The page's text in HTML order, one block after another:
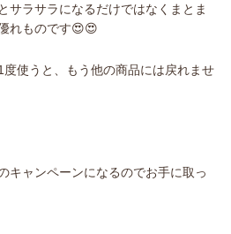
サラサラになるだけではなくまとま
れものです😍😍
使うと、もう他の商品には戻れませ
キャンペーンになるのでお手に取っ